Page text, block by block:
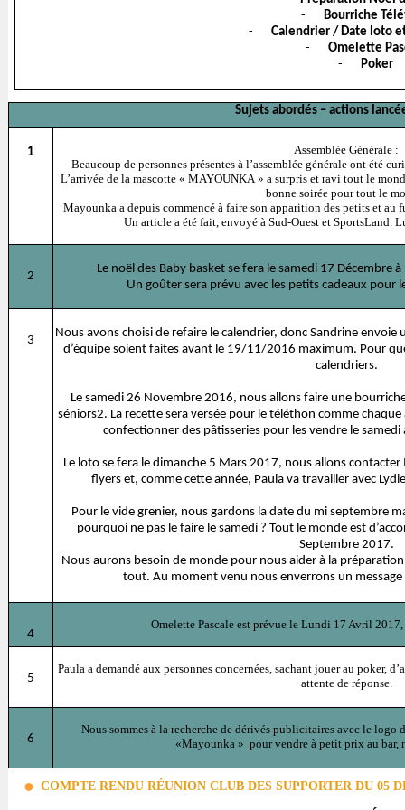
-
Bourriche
-
Calendrier / Date loto
-
Omelette
-
Poker
Sujets abordés – actions
1 Assemblée Générale :
Beaucoup de personnes présentes à l’assemblée générale ont été
L’arrivée de la mascotte « MAYOUNKA » a surpris et ravi tout le
bonne soirée pour tout le
Mayounka a depuis commencé à faire son apparition des petits et au
Un article a été fait, envoyé à Sud-Ouest et SportsLand.
2
Le noël des Baby basket se fera le samedi 17 Décembre
Un goûter sera prévu avec les petits cadeaux pour
3
Nous avons choisi de refaire le calendrier, donc Sandrine envoie
d’équipe soient faites avant le 19/11/2016 maximum. Pour
calendriers.
Le samedi 26 Novembre 2016, nous allons faire une
séniors2. La recette sera versée pour le téléthon comme
confectionner des pâtisseries pour les vendre le
Le loto se fera le dimanche 5 Mars 2017, nous allons
flyers et, comme cette année, Paula va travailler avec
Pour le vide grenier, nous gardons la date du mi septembre
pourquoi ne pas le faire le samedi ? Tout le monde est
Septembre 2017.
Nous aurons besoin de monde pour nous aider à la
tout. Au moment venu nous enverrons un message
4
Omelette Pascale est prévue le Lundi 17 Avril
5
Paula a demandé aux personnes concernées, sachant jouer au poker,
attente de réponse.
6
Nous sommes à la recherche de dérivés publicitaires avec le logo
«Mayounka » pour vendre à petit prix au bar,
COMPTE RENDU RÉUNION CLUB DES SUPPORTER DU 05